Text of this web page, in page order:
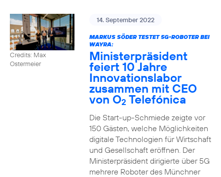
Credits: Max
Ostermeier
14. September 2022
MARKUS SÖDER TESTET 5G-ROBOTER BEI
WAYRA:
Ministerpräsident
feiert 10 Jahre
Innovationslabor
zusammen mit CEO
von O2 Telefónica
Die Start-up-Schmiede zeigte vor
150 Gästen, welche Möglichkeiten
digitale Technologien für Wirtschaft
und Gesellschaft eröffnen. Der
Ministerpräsident dirigierte über 5G
mehrere Roboter des Münchner